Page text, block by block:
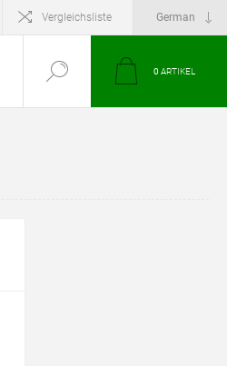
Vergleichsliste
0 ARTIKEL